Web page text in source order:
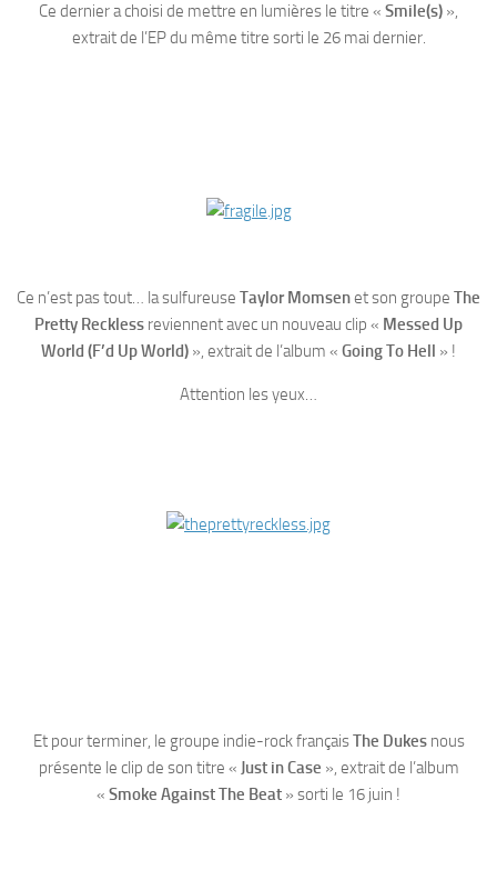
Ce dernier a choisi de mettre en lumières le titre « Smile(s) »,
extrait de l’EP du même titre sorti le 26 mai dernier.
Ce n’est pas tout… la sulfureuse Taylor Momsenet son groupe The
Pretty Reckless reviennent avec un nouveau clip « Messed Up
World (F’d Up World) », extrait de l’album « Going To Hell » !
Attention les yeux…
Et pour terminer, le groupe indie-rock françaisThe Dukesnous
présente le clip de son titre « Just in Case », extrait de l’album
« Smoke Against The Beat » sorti le 16 juin !